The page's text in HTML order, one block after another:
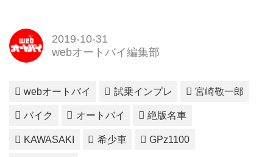
2019-10-31
webオートバイ編集部
webオートバイ 試乗インプレ 宮崎敬一郎
バイク オートバイ 絶版名車
KAWASAKI 希少車 GPz1100